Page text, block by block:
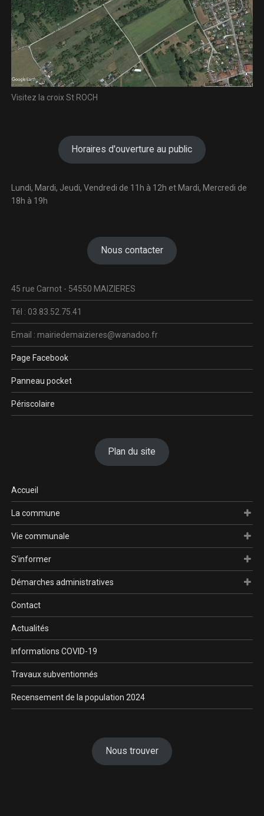
Visitez la croix St ROCH
Horaires d'ouverture au public
Lundi, Mardi, Jeudi, Vendredi de 11h à 12h et Mardi, Mercredi de
18h à 19h
Nous contacter
45 rue Carnot - 54550 MAIZIERES
Tél : 03.83.52.75.41
Email : mairiedemaizieres@wanadoo.fr
Page Facebook
Panneau pocket
Périscolaire
Plan du site
Accueil
La commune
Vie communale
S’informer
Démarches administratives
Contact
Actualités
Informations COVID-19
Travaux subventionnés
Recensement de la population 2024
Nous trouver